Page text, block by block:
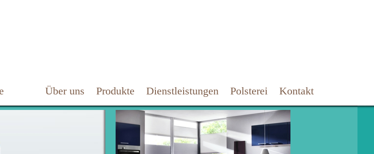
Über uns Produkte Dienstleistungen Polsterei Kontakt